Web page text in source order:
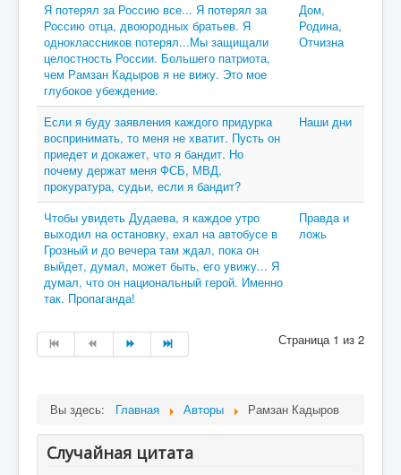
Я потерял за Россию все... Я потерял за
Россию отца, двоюродных братьев. Я
одноклассников потерял...Мы защищали
целостность России. Большего патриота,
чем Рамзан Кадыров я не вижу. Это мое
глубокое убеждение.
Дом,
Родина,
Отчизна
Если я буду заявления каждого придурка
воспринимать, то меня не хватит. Пусть он
приедет и докажет, что я бандит. Но
почему держат меня ФСБ, МВД,
прокуратура, судьи, если я бандит?
Наши дни
Чтобы увидеть Дудаева, я каждое утро
выходил на остановку, ехал на автобусе в
Грозный и до вечера там ждал, пока он
выйдет, думал, может быть, его увижу... Я
думал, что он национальный герой. Именно
так. Пропаганда!
Правда и
ложь
Страница 1 из 2
Вы здесь: Главная Авторы Рамзан Кадыров
Случайная цитата